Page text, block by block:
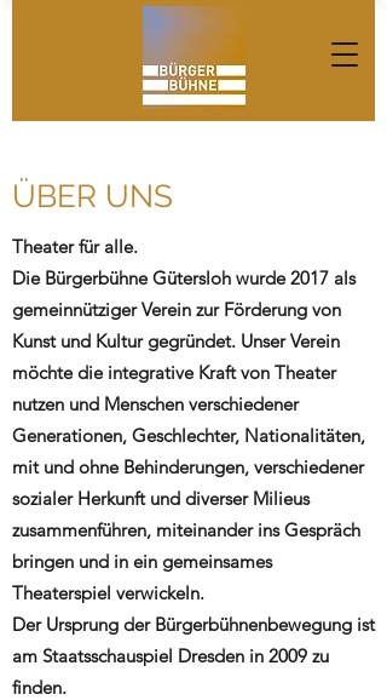
ÜBER UNS
Theater für alle.
Die Bürgerbühne Gütersloh wurde 2017 als
gemeinnütziger Verein zur Förderung von
Kunst und Kultur gegründet. Unser Verein
möchte die integrative Kraft von Theater
nutzen und Menschen verschiedener
Generationen, Geschlechter, Nationalitäten,
mit und ohne Behinderungen, verschiedener
sozialer Herkunft und diverser Milieus
zusammenführen, miteinander ins Gespräch
bringen und in ein gemeinsames
Theaterspiel verwickeln.
Der Ursprung der Bürgerbühnenbewegung ist
am Staatsschauspiel Dresden in 2009 zu
finden.